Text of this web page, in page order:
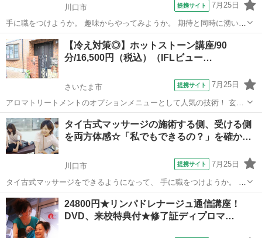
川口市 提携サイト 7月25日
手に職をつけようか。 趣味からやってみようか。 期待と同時に湧いて
くる不安を解消するために、 ボディケアや周辺の手技を、一日丸々使
って、 体験します。 入学前から就職先をご紹介する、 事前就職相談
会も随時開催！！ ■体...
埼玉 川口市 マッサージ
【冷え対策◎】ホットストーン講座/90
分/16,500円（税込）（IFLビュー…
さいたま市 提携サイト 7月25日
アロマトリートメントのオプションメニューとして人気の技術！ 玄武
岩と呼ばれる火山岩を、50〜55度に温め、背中、足、デコルテにスト
ーンをあてて全身オイルトリートメントしていきます。遠赤外線効果
で身体を芯から温め、血行を良くし...
埼玉 さいたま市 マッサージ
タイ古式マッサージの施術する側、受ける側
を両方体感☆「私でもできるの？」を確か…
川口市 提携サイト 7月25日
タイ古式マッサージをできるようになって、 手に職をつけようか。 趣
味からやってみようか。 期待と同時に湧いてくる不安を解消するため
に、 一日丸々使って、体験します。 ■体験の一日の流れ
■■■■■■■■■■■■■■■■■ ...
埼玉 川口市 マッサージ
24800円★リンパドレナージュ通信講座！
DVD、来校特典付★修了証ディプロマ…